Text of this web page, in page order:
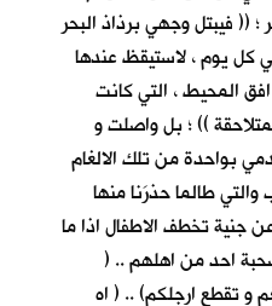
(( فيبتل وجهي برذاذ البحر
يوم ، لاستيقظ عندها
المحيط ، التي كانت
)) ؛ بل واصلت و
بواحدة من تلك الالغام
طالما حذرَنا منها
جنية تخطف الاطفال اذا ما
احد من اهلهم .. (
و تقطع ارجلكم) .. ( اه